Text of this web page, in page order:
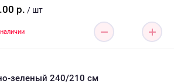
р. / шт
зеленый 240/210 см